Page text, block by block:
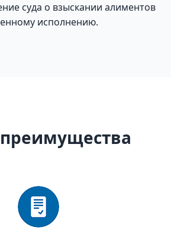
суда о взыскании алиментов
исполнению.